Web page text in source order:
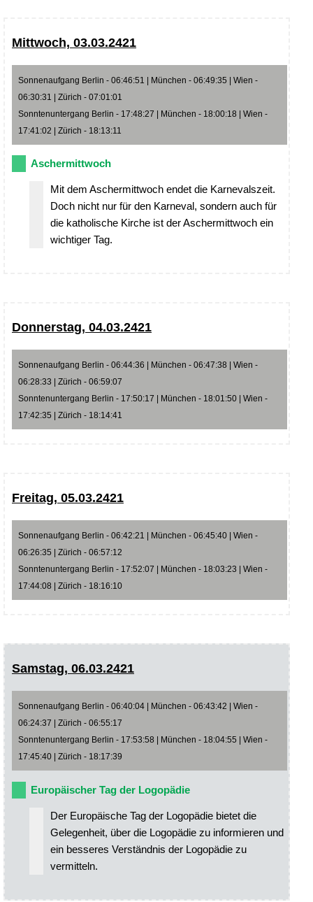
Mittwoch, 03.03.2421
Sonnenaufgang Berlin - 06:46:51 | München - 06:49:35 | Wien -
06:30:31 | Zürich - 07:01:01
Sonntenuntergang Berlin - 17:48:27 | München - 18:00:18 | Wien -
17:41:02 | Zürich - 18:13:11
Aschermittwoch
Mit dem Aschermittwoch endet die Karnevalszeit.
Doch nicht nur für den Karneval, sondern auch für
die katholische Kirche ist der Aschermittwoch ein
wichtiger Tag.
Donnerstag, 04.03.2421
Sonnenaufgang Berlin - 06:44:36 | München - 06:47:38 | Wien -
06:28:33 | Zürich - 06:59:07
Sonntenuntergang Berlin - 17:50:17 | München - 18:01:50 | Wien -
17:42:35 | Zürich - 18:14:41
Freitag, 05.03.2421
Sonnenaufgang Berlin - 06:42:21 | München - 06:45:40 | Wien -
06:26:35 | Zürich - 06:57:12
Sonntenuntergang Berlin - 17:52:07 | München - 18:03:23 | Wien -
17:44:08 | Zürich - 18:16:10
Samstag, 06.03.2421
Sonnenaufgang Berlin - 06:40:04 | München - 06:43:42 | Wien -
06:24:37 | Zürich - 06:55:17
Sonntenuntergang Berlin - 17:53:58 | München - 18:04:55 | Wien -
17:45:40 | Zürich - 18:17:39
Europäischer Tag der Logopädie
Der Europäische Tag der Logopädie bietet die
Gelegenheit, über die Logopädie zu informieren und
ein besseres Verständnis der Logopädie zu
vermitteln.